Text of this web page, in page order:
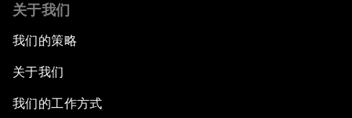
关于我们
我们的策略
关于我们
我们的工作方式